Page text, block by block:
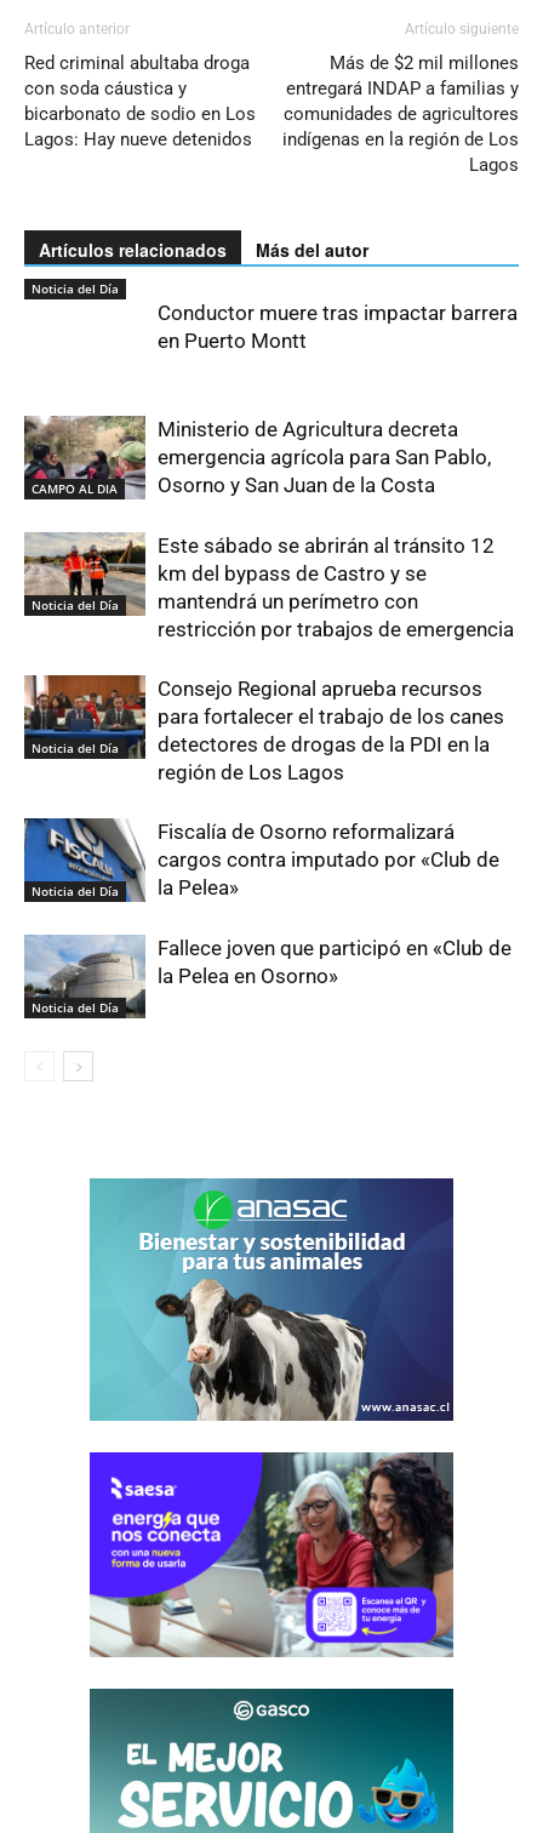
Artículo anterior
Red criminal abultaba droga
con soda cáustica y
bicarbonato de sodio en Los
Lagos: Hay nueve detenidos
Artículo siguiente
Más de $2 mil millones
entregará INDAP a familias y
comunidades de agricultores
indígenas en la región de Los
Lagos
Artículos relacionados Más del autor
Noticia del Día
Conductor muere tras impactar barrera
en Puerto Montt
CAMPO AL DIA
Ministerio de Agricultura decreta
emergencia agrícola para San Pablo,
Osorno y San Juan de la Costa
Noticia del Día
Este sábado se abrirán al tránsito 12
km del bypass de Castro y se
mantendrá un perímetro con
restricción por trabajos de emergencia
Noticia del Día
Consejo Regional aprueba recursos
para fortalecer el trabajo de los canes
detectores de drogas de la PDI en la
región de Los Lagos
Noticia del Día
Fiscalía de Osorno reformalizará
cargos contra imputado por «Club de
la Pelea»
Noticia del Día
Fallece joven que participó en «Club de
la Pelea en Osorno»